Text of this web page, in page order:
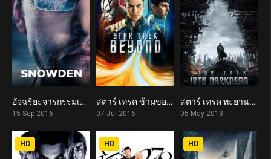
7.3
อัจฉริยะจารกรรมเขย่ามหาอำนาจ Snowden (2016)
15 Sep 2016
7.1สตาร์ เทรค ข้ามขอบจักรวาล Star Trek Beyond (2016)
07 Jul 2016
7.7สตาร์ เทรค ทะยานสู่ห้วงมืด Star Trek Into Darkness (2013)
05 May 2013
HD HD HD